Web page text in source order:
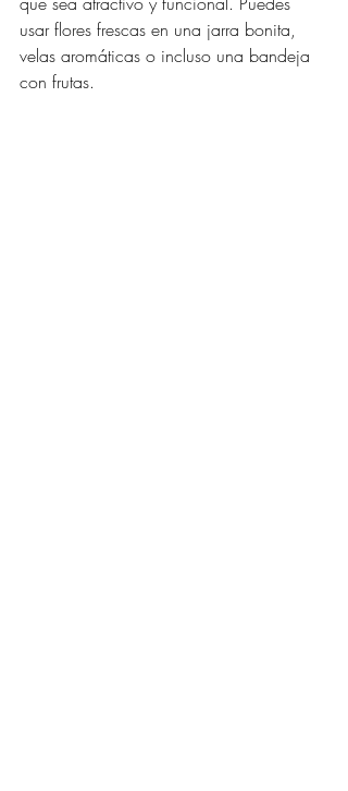
usar flores frescas en una jarra bonita,
velas aromáticas o incluso una bandeja
con frutas.